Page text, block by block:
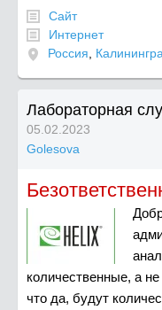
Сайт
Интернет
Россия,
Лабораторная
05.02.2023
Golesova
количественные, а
что да, будут